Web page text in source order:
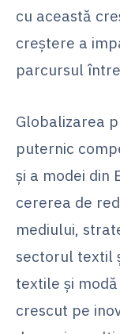
cu această
creștere a
parcursul
Globalizarea
puternic
și a modei din
cererea de
mediului,
sectorul textil
textile și
crescut pe